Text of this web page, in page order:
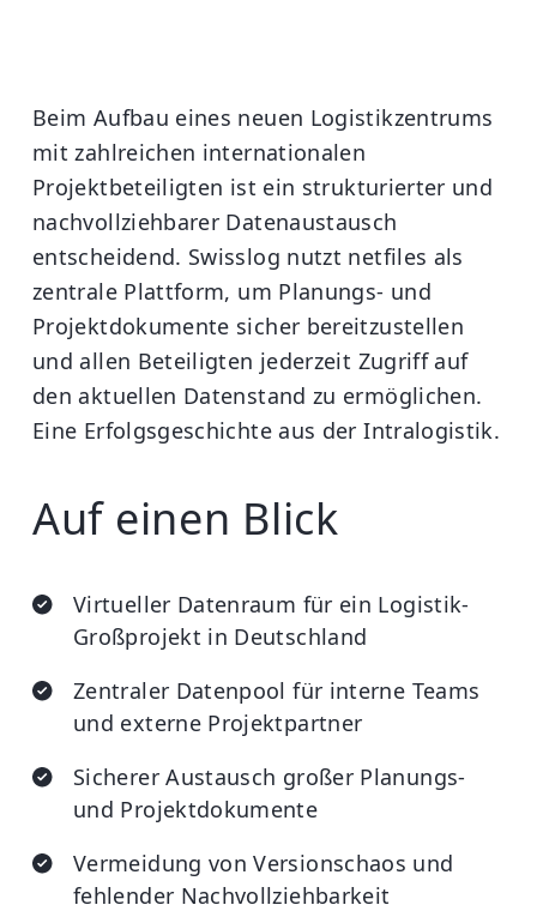
Beim Aufbau eines neuen Logistikzentrums
mit zahlreichen internationalen
Projektbeteiligten ist ein strukturierter und
nachvollziehbarer Datenaustausch
entscheidend. Swisslog nutzt netfiles als
zentrale Plattform, um Planungs- und
Projektdokumente sicher bereitzustellen
und allen Beteiligten jederzeit Zugriff auf
den aktuellen Datenstand zu ermöglichen.
Eine Erfolgsgeschichte aus der Intralogistik.
Auf einen Blick
Virtueller Datenraum für ein Logistik-
Großprojekt in Deutschland
Zentraler Datenpool für interne Teams
und externe Projektpartner
Sicherer Austausch großer Planungs-
und Projektdokumente
Vermeidung von Versionschaos und
fehlender Nachvollziehbarkeit